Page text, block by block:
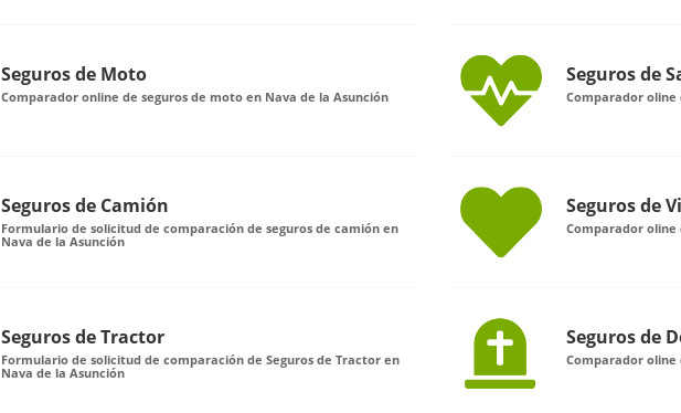
Seguros de Moto
Comparador online de seguros de moto en Nava de la Asunción
Seguros de Camión
Formulario de solicitud de comparación de seguros de camión en
Nava de la Asunción
Seguros de Tractor
Formulario de solicitud de comparación de Seguros de Tractor en
Nava de la Asunción
Seguros de
Comparador oline
Seguros de
Comparador oline
Seguros de
Comparador oline